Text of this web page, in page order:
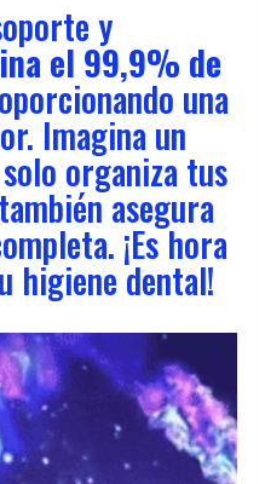
y
el 99,9% de
una
Imagina un
organiza tus
asegura
¡Es hora
higiene dental!